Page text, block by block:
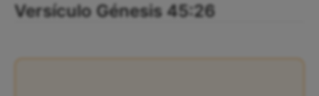
Versículo Génesis 45:26